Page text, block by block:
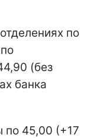
по
(без
банка
по 45,00 (+17